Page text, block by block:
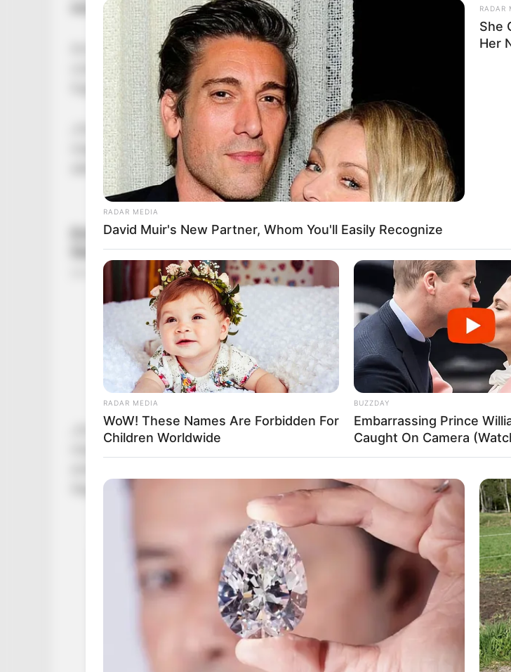
kérdések kapcsán hallani róla a médiában.
Arra a kérdésre, dolgozik-e valamin mostanában színművészként, így
csinálok semmi újat, és nincs is felkérésem”– mondta, majd arról beszélt, hogy
foglalkozna vitadrámákkal, ami Nyugaton egyre népszerűbb műfaj.
„Ha bármikor lesz közöm ahhoz, hogy kialakítsuk, mennyi kerekasztal-beszélgetés
magyar közszolgálati televízióban, mekkora súlya legyen az elmúlt 20-30 év
akkor ebben a franciákhoz szeretnék közeledni”– folytatta, hozzátéve:
„Az értelmes párbeszédek, a vitakultúra kialakítása szerintem kardinális kérdés
milyen lesz a magyar kultúra a következő száz évben. Ez maradt el itthon, a
felgyújtotta egy erdőben, de ezt tette Vidnyánszky Attila is.”
RADAR MEDIA
David Muir's New Partner, Whom You'll Easily Recognize
RADAR
She
Her
RADAR MEDIA
WoW! These Names Are Forbidden For
Children Worldwide
BUZZDAY
Embarrassing Prince
Caught On Camera